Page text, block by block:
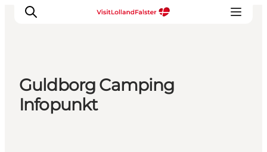
Oplevelser
I naturen
Guldborg Camping
Infopunkt